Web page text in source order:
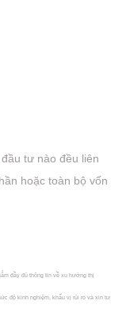
tư nào đều liên
hoặc toàn bộ vốn
đầy đủ thông tin về xu hướng thị
độ kinh nghiệm, khẩu vị rủi ro và xin tư